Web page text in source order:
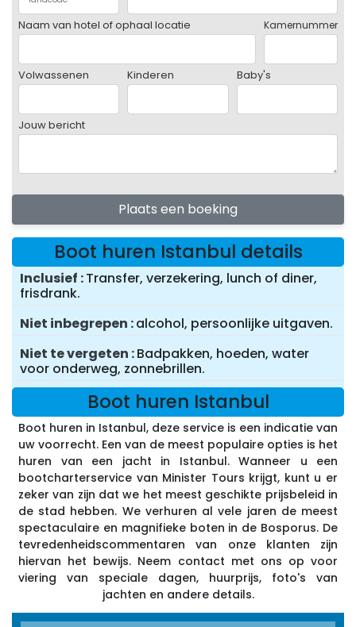
Naam van hotel of ophaal locatie Kamernummer
Volwassenen Kinderen Baby's
Jouw bericht
Plaats een boeking
Boot huren Istanbul details
Inclusief Transfer, verzekering, lunch of diner,
frisdrank.
Niet inbegrepen alcohol, persoonlijke uitgaven.
Niet te vergeten Badpakken, hoeden, water
voor onderweg, zonnebrillen.
Boot huren Istanbul
Boot huren in Istanbul, deze service is een indicatie van
uw voorrecht. Een van de meest populaire opties is het
huren van een jacht in Istanbul. Wanneer u een
bootcharterservice van Minister Tours krijgt, kunt u er
zeker van zijn dat we het meest geschikte prijsbeleid in
de stad hebben. We verhuren al vele jaren de meest
spectaculaire en magnifieke boten in de Bosporus. De
tevredenheidscommentaren van onze klanten zijn
hiervan het bewijs. Neem contact met ons op voor
viering van speciale dagen, huurprijs, foto's van
jachten en andere details.